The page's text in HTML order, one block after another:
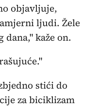
objavljuje,
ljudi. Žele
dana," kaže on.
stići do
za biciklizam